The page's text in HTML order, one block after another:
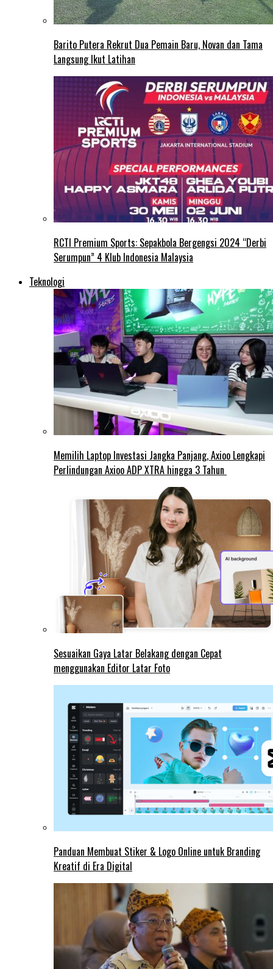
Barito Putera Rekrut Dua Pemain Baru, Novan dan Tama
Langsung Ikut Latihan
RCTI Premium Sports: Sepakbola Bergengsi 2024 “Derbi
Serumpun” 4 Klub Indonesia Malaysia
Teknologi
Memilih Laptop Investasi Jangka Panjang, Axioo Lengkapi
Perlindungan Axioo ADP XTRA hingga 3 Tahun
Sesuaikan Gaya Latar Belakang dengan Cepat
menggunakan Editor Latar Foto
Panduan Membuat Stiker & Logo Online untuk Branding
Kreatif di Era Digital